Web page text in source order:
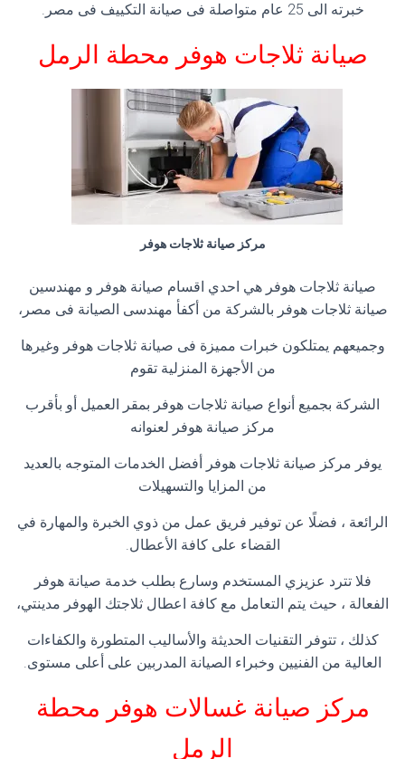
خبرته الى 25 عام متواصلة فى صيانة التكييف فى مصر.
صيانة ثلاجات هوفر محطة الرمل
مركز صيانة ثلاجات هوفر
صيانة ثلاجات هوفر هي احدي اقسام صيانة هوفر و مهندسين
صيانة ثلاجات هوفر بالشركة من أكفأ مهندسى الصيانة فى مصر،
وجميعهم يمتلكون خبرات مميزة فى صيانة ثلاجات هوفر وغيرها
من الأجهزة المنزلية تقوم
الشركة بجميع أنواع صيانة ثلاجات هوفر بمقر العميل أو بأقرب
مركز صيانة هوفر لعنوانه
يوفر مركز صيانة ثلاجات هوفر أفضل الخدمات المتوجه بالعديد
من المزايا والتسهيلات
الرائعة ، فضلًا عن توفير فريق عمل من ذوي الخبرة والمهارة في
القضاء على كافة الأعطال.
فلا تترد عزيزي المستخدم وسارع بطلب خدمة صيانة هوفر
الفعالة ، حيث يتم التعامل مع كافة اعطال ثلاجتك الهوفر مدينتي،
كذلك ، تتوفر التقنيات الحديثة والأساليب المتطورة والكفاءات
العالية من الفنيين وخبراء الصيانة المدربين على أعلى مستوى.
مركز صيانة غسالات هوفر محطة
الرمل